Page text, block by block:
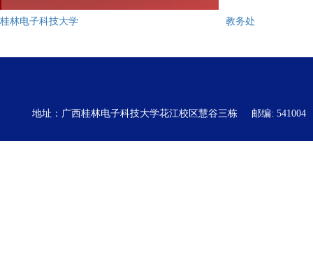
桂林电子科技大学 教务处
地址：广西桂林电子科技大学花江校区慧谷三栋 邮编: 541004